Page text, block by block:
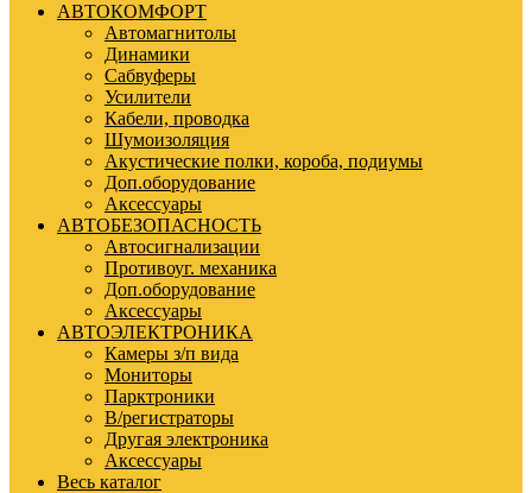
АВТОКОМФОРТ
Автомагнитолы
Динамики
Сабвуферы
Усилители
Кабели, проводка
Шумоизоляция
Акустические полки, короба, подиумы
Доп.оборудование
Аксессуары
АВТОБЕЗОПАСНОСТЬ
Автосигнализации
Противоуг. механика
Доп.оборудование
Аксессуары
АВТОЭЛЕКТРОНИКА
Камеры з/п вида
Мониторы
Парктроники
В/регистраторы
Другая электроника
Аксессуары
Весь каталог